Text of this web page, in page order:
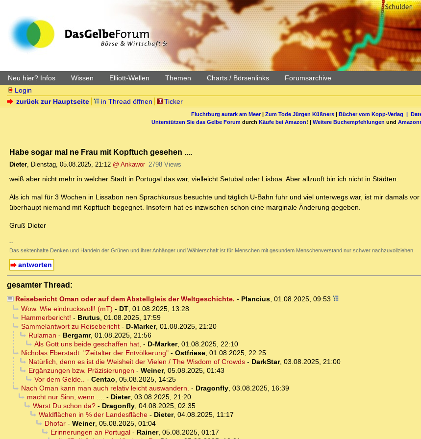
Neu hier? Infos Wissen Elliott-Wellen Themen Charts / Börsenlinks Forumsarchive
Login
zurück zur Hauptseite
in Thread öffnen Ticker
Fluchtburg autark am Meer| Zum Tode Jürgen Küßners| Bücher vom Kopp-Verlag |
Unterstützen Sie das Gelbe Forum durch Käufe bei Amazon! | Weitere Buchempfehlungen und
Habe sogar mal ne Frau mit Kopftuch gesehen ....
Dieter, Dienstag, 05.08.2025, 21:12 @ Ankawor 2798 Views
weiß aber nicht mehr in welcher Stadt in Portugal das war, vielleicht Setubal oder Lisboa. Aber allzuoft bin ich nicht in Städten.
Als ich mal für 3 Wochen in Lissabon nen Sprachkursus besuchte und täglich U-Bahn fuhr und viel unterwegs war, ist mir damals
überhaupt niemand mit Kopftuch begegnet. Insofern hat es inzwischen schon eine marginale Änderung gegeben.
Gruß Dieter
--
Das sektenhafte Denken und Handeln der Grünen und ihrer Anhänger und Wählerschaft ist für Menschen mit gesundem Menschenverstand nur schwer nachzuvollziehen.
antworten
gesamter Thread:
Reisebericht Oman oder auf dem Abstellgleis der Weltgeschichte. - Plancius, 01.08.2025, 09:53
Wow. Wie eindrucksvoll! (mT) - DT, 01.08.2025, 13:28
Hammerbericht! - Brutus, 01.08.2025, 17:59
Sammelantwort zu Reisebericht- D-Marker, 01.08.2025, 21:20
Rulaman - Bergamr, 01.08.2025, 21:56
Als Gott uns beide geschaffen hat, - D-Marker, 01.08.2025, 22:10
Nicholas Eberstadt: "Zeitalter der Entvölkerung"- Ostfriese, 01.08.2025, 22:25
Natürlich, denn es ist die Weisheit der Vielen / The Wisdom of Crowds- DarkStar, 03.08.2025, 21:00
Ergänzungen bzw. Präzisierungen - Weiner, 05.08.2025, 01:43
Vor dem Gelde.. - Centao, 05.08.2025, 14:25
Nach Oman kann man auch relativ leicht auswandern. - Dragonfly, 03.08.2025, 16:39
macht nur Sinn, wenn .... - Dieter, 03.08.2025, 21:20
Warst Du schon da?- Dragonfly, 04.08.2025, 02:35
Waldflächen in % der Landesfläche- Dieter, 04.08.2025, 11:17
Dhofar- Weiner, 05.08.2025, 01:04
Erinnerungen an Portugal- Rainer, 05.08.2025, 01:17